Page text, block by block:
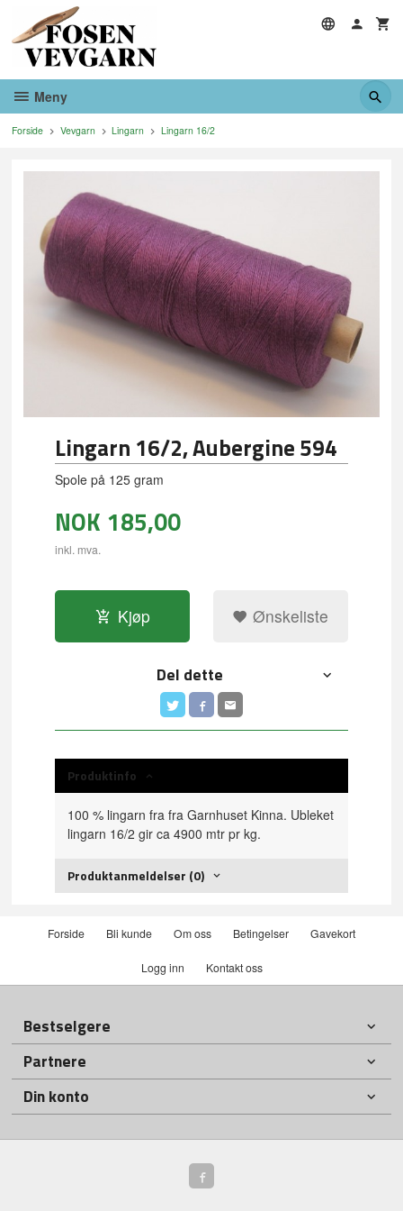
innholdet
Meny
Forside Vevgarn Lingarn Lingarn 16/2
Lingarn 16/2, Aubergine 594
Spole på 125 gram
NOK 185,00
inkl. mva.
Kjøp Ønskeliste
Del dette
Produktinfo
100 % lingarn fra fra Garnhuset Kinna. Ubleket
lingarn 16/2 gir ca 4900 mtr pr kg.
Produktanmeldelser (0)
Forside Bli kunde Om oss Betingelser Gavekort
Logg inn Kontakt oss
Bestselgere
Partnere
Din konto